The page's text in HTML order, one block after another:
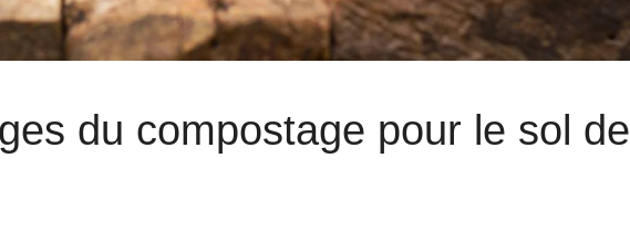
du compostage pour le sol de